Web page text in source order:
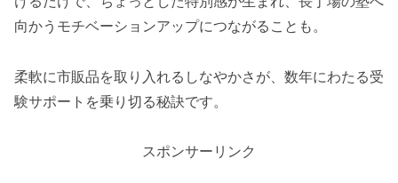
向かうモチベーションアップにつながることも。
柔軟に市販品を取り入れるしなやかさが、数年にわたる受
験サポートを乗り切る秘訣です。
スポンサーリンク